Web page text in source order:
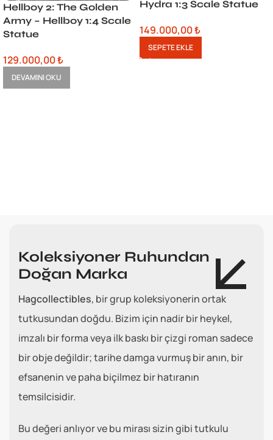
Hellboy 2: The Golden
Army – Hellboy 1:4 Scale
Statue
129.000,00₺
DEVAMINI OKU
Hydra 1:3 Scale Statue
149.000,00₺
SEPETE EKLE
Koleksiyoner Ruhundan
Doğan Marka
Hagcollectibles, bir grup koleksiyonerin ortak
tutkusundan doğdu. Bizim için nadir bir heykel,
imzalı bir forma veya ilk baskı bir çizgi roman sadece
bir obje değildir; tarihe damga vurmuş bir anın, bir
efsanenin ve paha biçilmez bir hatıranın
temsilcisidir.
Bu değeri anlıyor ve bu mirası sizin gibi tutkulu